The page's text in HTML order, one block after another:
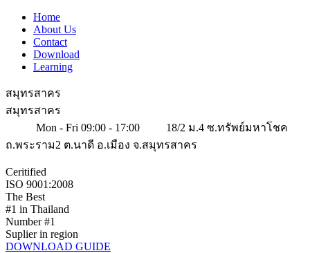
Home
About Us
Contact
Download
Learning
สมุทรสาคร
สมุทรสาคร
Mon - Fri 09:00 - 17:00
18/2 ม.4 ซ.ทรัพย์มหาโชค
ถ.พระราม2 ต.นาดี อ.เมือง จ.สมุทรสาคร
Ceritified
ISO 9001:2008
The Best
#1 in Thailand
Number #1
Suplier in region
DOWNLOAD GUIDE